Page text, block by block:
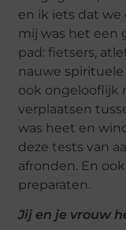
en ik iets dat we
mij was het een
pad: fietsers,
nauwe
ook ongelooflijk
verplaatsen
was heet en
deze tests van
afronden. En
preparaten.
Jij en je vrouw